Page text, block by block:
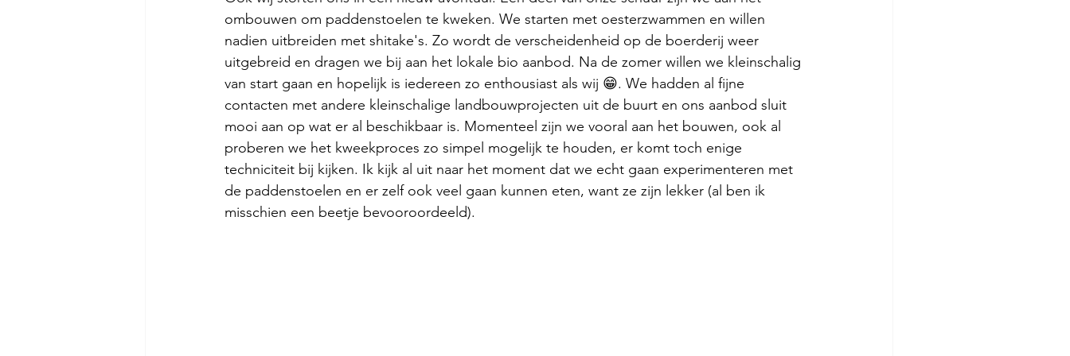
ombouwen om paddenstoelen te kweken. We starten met oesterzwammen en willen
nadien uitbreiden met shitake's. Zo wordt de verscheidenheid op de boerderij weer
uitgebreid en dragen we bij aan het lokale bio aanbod. Na de zomer willen we kleinschalig
van start gaan en hopelijk is iedereen zo enthousiast als wij 😁. We hadden al fijne
contacten met andere kleinschalige landbouwprojecten uit de buurt en ons aanbod sluit
mooi aan op wat er al beschikbaar is. Momenteel zijn we vooral aan het bouwen, ook al
proberen we het kweekproces zo simpel mogelijk te houden, er komt toch enige
techniciteit bij kijken. Ik kijk al uit naar het moment dat we echt gaan experimenteren met
de paddenstoelen en er zelf ook veel gaan kunnen eten, want ze zijn lekker (al ben ik
misschien een beetje bevooroordeeld).